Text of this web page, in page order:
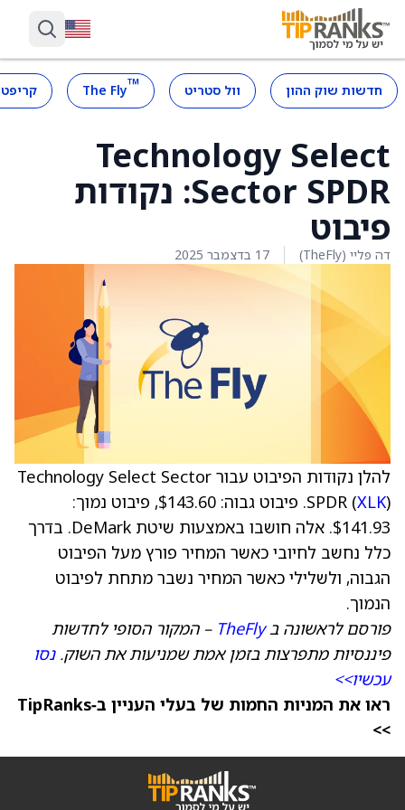
חדשות שוק ההון וול סטריט ™
The Fly
Technology Select
Sector SPDR: נקודות
פיבוט
דה פליי (TheFly) 17 בדצמבר 2025
להלן נקודות הפיבוט עבור Technology Select Sector
SPDR (XLK
). פיבוט גבוה: $143.60, פיבוט נמוך:
$141.93. אלה חושבו באמצעות שיטת DeMark. בדרך
כלל נחשב לחיובי כאשר המחיר פורץ מעל הפיבוט
הגבוה, ולשלילי כאשר המחיר נשבר מתחת לפיבוט
הנמוך.
פורסם לראשונה בTheFly – המקור הסופי לחדשות
פיננסיות מתפרצות בזמן אמת שמניעות את השוק.נסו
עכשיו>>
ראו את המניות החמות של בעלי העניין ב‑TipRanks
>>